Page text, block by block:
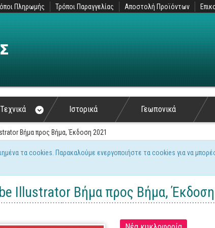
Πληρωμής Τρόποι Παραγγελίας Αποστολή Προϊόντων
Τεχνικά Ιστορικά Γεωπονικά
Βήμα προς Βήμα, Έκδοση 2021
τα cookies. Παρακαλούμε ενεργοποιήστε τα cookies για να
Illustrator Βήμα προς Βήμα,